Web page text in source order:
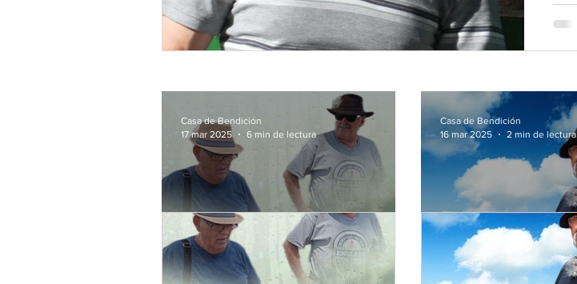
Casa de Bendición
17 mar 2025
6 min de lectura
Casa de Bendición
16 mar 2025
2 min de lectura